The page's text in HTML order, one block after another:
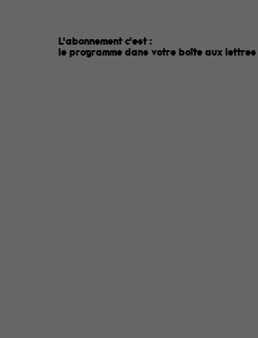
L'abonnement c'est :
le programme dans votre boîte aux lettres